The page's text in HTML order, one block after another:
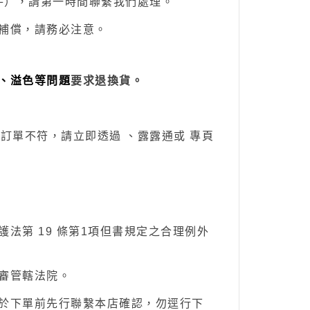
償，請務必注意。
溢色等問題要求退換貨。
單不符，請立即透過 、露露通或 專頁
法第 19 條第1項但書規定之合理例外
管轄法院。
下單前先行聯繫本店確認，勿逕行下